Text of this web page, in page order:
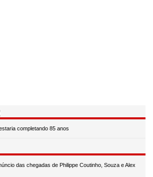
completando 85 anos
das chegadas de Philippe Coutinho, Souza e Alex